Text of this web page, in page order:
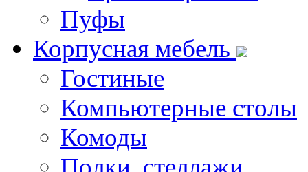
Пуфы
Корпусная мебель
Гостиные
Компьютерные столы
Комоды